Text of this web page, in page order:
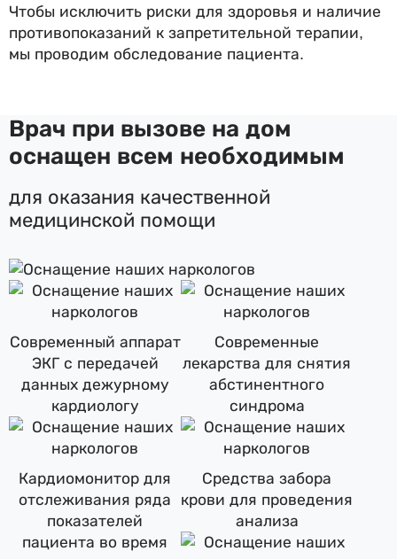
Чтобы исключить риски для здоровья и наличие
противопоказаний к запретительной терапии,
мы проводим обследование пациента.
Врач при вызове на дом
оснащен всем необходимым
для оказания качественной
медицинской помощи
Современный аппарат
ЭКГ с передачей
данных дежурному
кардиологу
Кардиомонитор для
отслеживания ряда
показателей
пациента во время
Современные
лекарства для снятия
абстинентного
синдрома
Средства забора
крови для проведения
анализа